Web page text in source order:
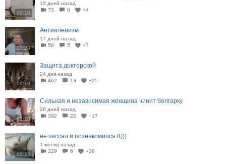
00:18
15 дней назад
73
0 +4
07:29
Антиаленизм
17 дней назад
56
5 +7
00:10
Защита докторской
24 дня назад
462
13 +25
01:19
Сильная и независимая женщина чинит болгарку
28 дней назад
392
22 −17
02:13
не зассал и познакомился 8)))
1 месяц назад
329
6 +38